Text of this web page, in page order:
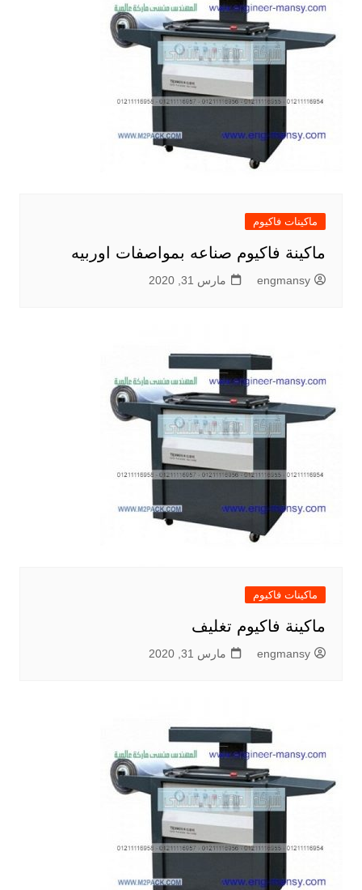
ماكينات فاكيوم
ماكينة فاكيوم صناعه بمواصفات اوربيه
engmansy مارس 31, 2020
ماكينات فاكيوم
ماكينة فاكيوم تغليف
engmansy مارس 31, 2020